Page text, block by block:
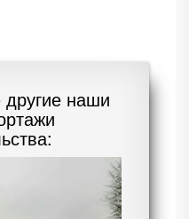
другие наши